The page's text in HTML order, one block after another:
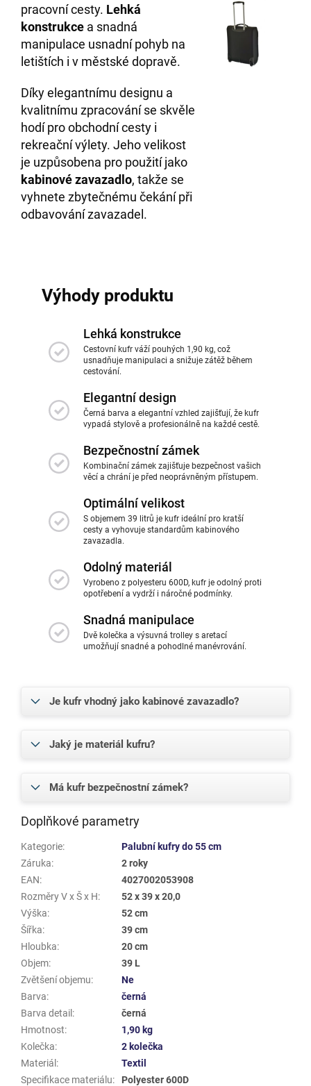
pracovní cesty. Lehká
konstrukce a snadná
manipulace usnadní pohyb na
letištích i v městské dopravě.
Díky elegantnímu designu a
kvalitnímu zpracování se skvěle
hodí pro obchodní cesty i
rekreační výlety. Jeho velikost
je uzpůsobena pro použití jako
kabinové zavazadlo, takže se
vyhnete zbytečnému čekání při
odbavování zavazadel.
Výhody produktu
Lehká konstrukce
Cestovní kufr váží pouhých 1,90 kg, což
usnadňuje manipulaci a snižuje zátěž během
cestování.
Elegantní design
Černá barva a elegantní vzhled zajišťují, že kufr
vypadá stylově a profesionálně na každé cestě.
Bezpečnostní zámek
Kombinační zámek zajišťuje bezpečnost vašich
věcí a chrání je před neoprávněným přístupem.
Optimální velikost
S objemem 39 litrů je kufr ideální pro kratší
cesty a vyhovuje standardům kabinového
zavazadla.
Odolný materiál
Vyrobeno z polyesteru 600D, kufr je odolný proti
opotřebení a vydrží i náročné podmínky.
Snadná manipulace
Dvě kolečka a výsuvná trolley s aretací
umožňují snadné a pohodlné manévrování.
Je kufr vhodný jako kabinové zavazadlo?
Jaký je materiál kufru?
Má kufr bezpečnostní zámek?
Doplňkové parametry
Kategorie:
Palubní kufry do 55 cm
Záruka:
2 roky
EAN:
4027002053908
Rozměry V x Š x H:
52 x 39 x 20,0
Výška:
52 cm
Šířka:
39 cm
Hloubka:
20 cm
Objem:
39 L
Zvětšení objemu:
Ne
Barva:
černá
Barva detail :
černá
Hmotnost:
1,90 kg
Kolečka:
2 kolečka
Materiál :
Textil
Specifikace materiálu:
Polyester 600D